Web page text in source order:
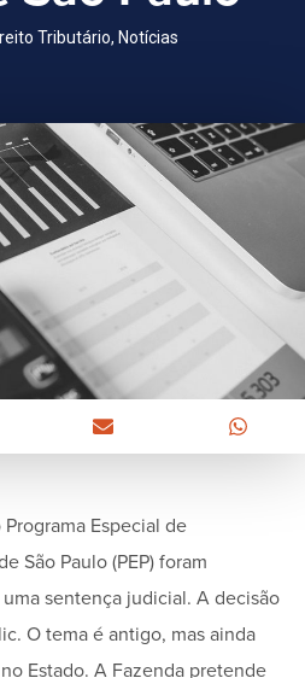
Tributário, Notícias
Programa Especial de
São Paulo (PEP) foram
sentença judicial. A decisão
O tema é antigo, mas ainda
Estado. A Fazenda pretende